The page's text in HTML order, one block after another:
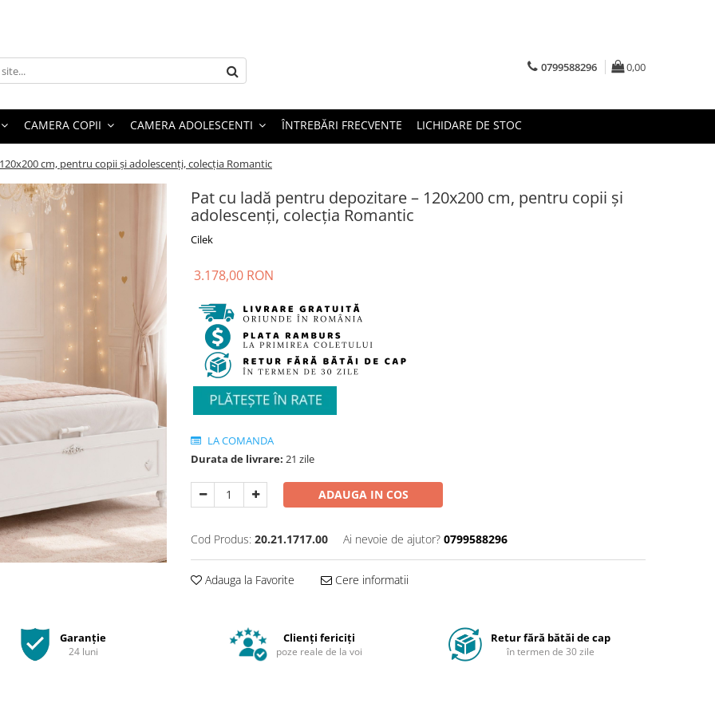
0799588296 0,00
CAMERA COPII CAMERA ADOLESCENTI ÎNTREBĂRI FRECVENTE LICHIDARE DE STOC
cm, pentru copii și adolescenți, colecția Romantic
Pat cu ladă pentru depozitare – 120x200 cm, pentru copii și
adolescenți, colecția Romantic
Cilek
3.178,00 RON
LA COMANDA
Durata de livrare: 21 zile
ADAUGA IN COS
Cod Produs: 20.21.1717.00 Ai nevoie de ajutor? 0799588296
Adauga la Favorite Cere informatii
Garanție
24 luni
Clienți fericiți
poze reale de la voi
Retur fără bătăi de cap
în termen de 30 zile